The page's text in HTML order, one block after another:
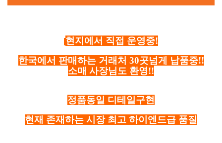
현지에서 직접 운영중!
한국에서 판매하는 거래처 30곳넘게 납품중!!
소매 사장님도 환영!!
정품동일 디테일구현
현재 존재하는 시장 최고 하이엔드급 품질